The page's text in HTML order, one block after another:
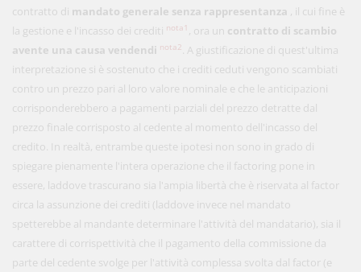
contratto di mandato generale senza rappresentanza , il cui fine è
la gestione e l'incasso dei crediti nota1 , ora un contratto di scambio
avente una causa vendendi nota2
. A giustificazione di quest'ultima
interpretazione si è sostenuto che i crediti ceduti vengono scambiati
contro un prezzo pari al loro valore nominale e che le anticipazioni
corrisponderebbero a pagamenti parziali del prezzo detratte dal
prezzo finale corrisposto al cedente al momento dell'incasso del
credito. In realtà, entrambe queste ipotesi non sono in grado di
spiegare pienamente l'intera operazione che il factoring pone in
essere, laddove trascurano sia l'ampia libertà che è riservata al factor
circa la assunzione dei crediti (laddove invece nel mandato
spetterebbe al mandante determinare l'attività del mandatario), sia il
carattere di corrispettività che il pagamento della commissione da
parte del cedente svolge per l'attività complessa svolta dal factor (e